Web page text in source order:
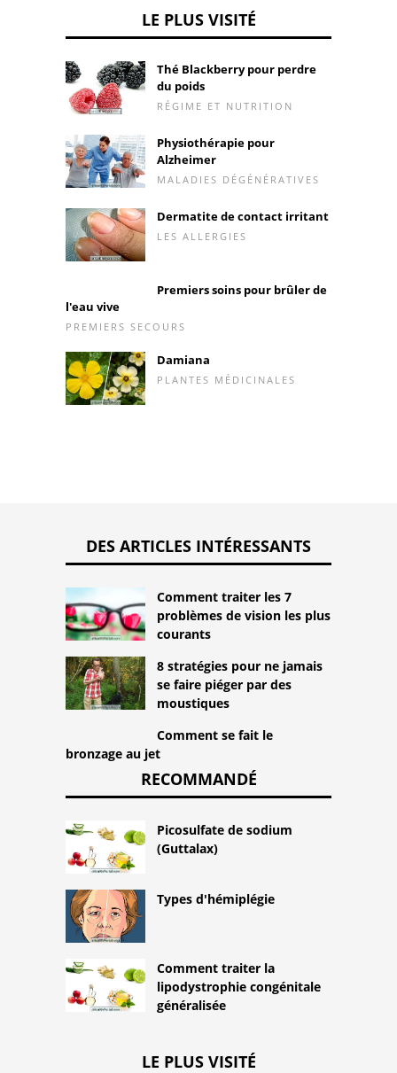
LE PLUS VISITÉ
Thé Blackberry pour perdre
du poids
RÉGIME ET NUTRITION
Physiothérapie pour
Alzheimer
MALADIES DÉGÉNÉRATIVES
Dermatite de contact irritant
LES ALLERGIES
Premiers soins pour brûler de
l'eau vive
PREMIERS SECOURS
Damiana
PLANTES MÉDICINALES
DES ARTICLES INTÉRESSANTS
Comment traiter les 7
problèmes de vision les plus
courants
8 stratégies pour ne jamais
se faire piéger par des
moustiques
Comment se fait le
bronzage au jet
RECOMMANDÉ
Picosulfate de sodium
(Guttalax)
Types d'hémiplégie
Comment traiter la
lipodystrophie congénitale
généralisée
LE PLUS VISITÉ